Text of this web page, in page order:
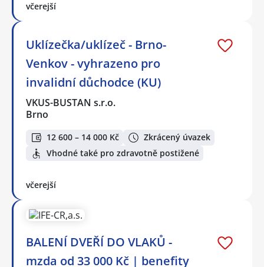
včerejší
Uklízečka/uklízeč - Brno-
Venkov - vyhrazeno pro
invalidní důchodce (KU)
VKUS-BUSTAN s.r.o.
Brno
12 600 – 14 000 Kč
Zkrácený úvazek
Vhodné také pro zdravotně postižené
včerejší
BALENÍ DVEŘÍ DO VLAKŮ -
mzda od 33 000 Kč | benefity